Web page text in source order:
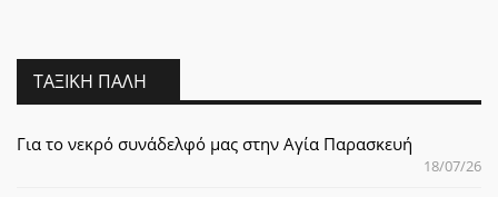
ΤΑΞΙΚΉ ΠΆΛΗ
Για το νεκρό συνάδελφό μας στην Αγία Παρασκευή
18/07/26